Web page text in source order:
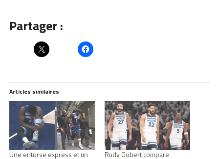
Partager :
Articles similaires
Une entorse express et un
Rudy Gobert compare